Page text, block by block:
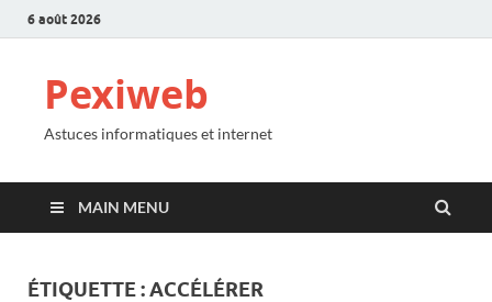
6 août 2026
Pexiweb
Astuces informatiques et internet
MAIN MENU
ÉTIQUETTE :ACCÉLÉRER